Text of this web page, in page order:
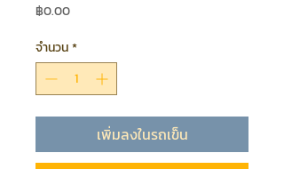
฿0.00ราคา
จำนวน*
เพิ่มลงในรถเข็น